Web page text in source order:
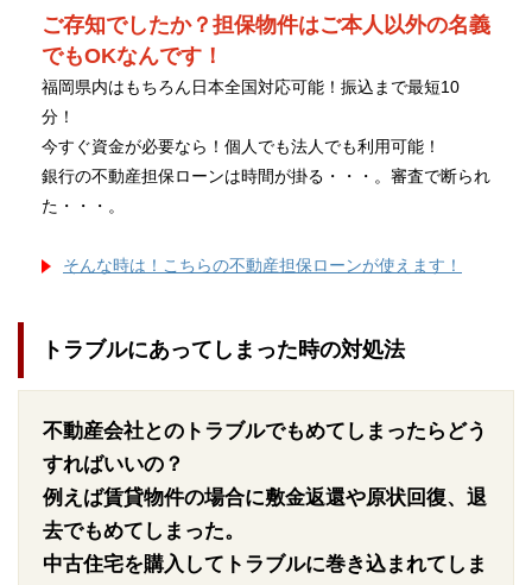
ご存知でしたか？担保物件はご本人以外の名義
でもOKなんです！
福岡県内はもちろん日本全国対応可能！振込まで最短10
分！
今すぐ資金が必要なら！個人でも法人でも利用可能！
銀行の不動産担保ローンは時間が掛る・・・。審査で断られ
た・・・。
そんな時は！こちらの不動産担保ローンが使えます！
トラブルにあってしまった時の対処法
不動産会社とのトラブルでもめてしまったらどう
すればいいの？
例えば賃貸物件の場合に敷金返還や原状回復、退
去でもめてしまった。
中古住宅を購入してトラブルに巻き込まれてしま